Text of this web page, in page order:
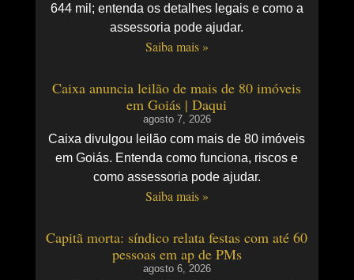
644 mil; entenda os detalhes legais e como a
assessoria pode ajudar.
Saiba mais »
Caixa anuncia leilão de mais de 80 imóveis
em Goiás | Daqui
agosto 7, 2026
Caixa divulgou leilão com mais de 80 imóveis
em Goiás. Entenda como funciona, riscos e
como assessoria pode ajudar.
Saiba mais »
Capitã morta: síndico relata festas com até 60
pessoas em ap de PMs
agosto 6, 2026